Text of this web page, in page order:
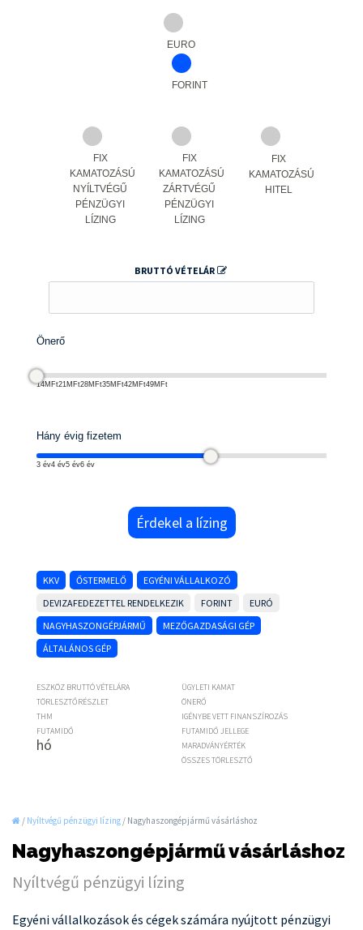
EURO
FORINT
FIX
KAMATOZÁSÚ
NYÍLTVÉGŰ
PÉNZÜGYI
LÍZING
FIX
KAMATOZÁSÚ
ZÁRTVÉGŰ
PÉNZÜGYI
LÍZING
FIX
KAMATOZÁSÚ
HITEL
BRUTTÓ VÉTELÁR
Önerő
14MFt21MFt28MFt35MFt42MFt49MFt
Hány évig fizetem
3 év4 év5 év6 év
Érdekel a lízing
KKV ŐSTERMELŐ
EGYÉNI VÁLLALKOZÓ
DEVIZAFEDEZETTEL RENDELKEZIK
FORINT
EURÓ
NAGYHASZONGÉPJÁRMŰ
MEZŐGAZDASÁGI GÉP
ÁLTALÁNOS GÉP
ESZKÖZ BRUTTÓ VÉTELÁRA
ÜGYLETI KAMAT
TÖRLESZTŐRÉSZLET
ÖNERŐ
THM
IGÉNYBE VETT FINANSZÍROZÁS
FUTAMIDŐ
hó
FUTAMIDŐ JELLEGE
MARADVÁNYÉRTÉK
ÖSSZES TÖRLESZTŐ
/ Nyíltvégű pénzügyi lízing / Nagyhaszongépjármű vásárláshoz
Nagyhaszongépjármű vásárláshoz
Nyíltvégű pénzügyi lízing
Egyéni vállalkozások és cégek számára nyújtott pénzügyi